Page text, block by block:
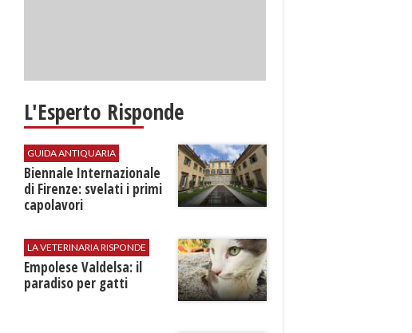
L'Esperto Risponde
GUIDA ANTIQUARIA
Biennale Internazionale
di Firenze: svelati i primi
capolavori
LA VETERINARIA RISPONDE
Empolese Valdelsa: il
paradiso per gatti